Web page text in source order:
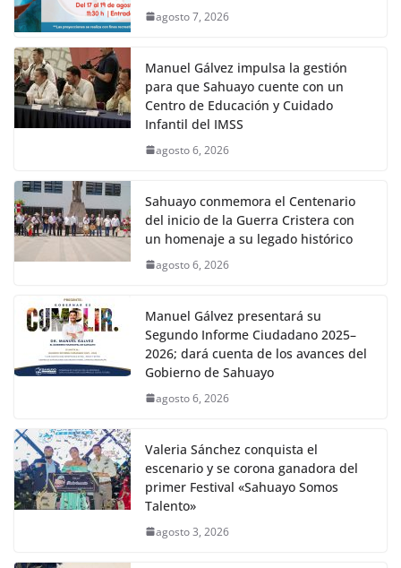
agosto 7, 2026
Manuel Gálvez impulsa la gestión
para que Sahuayo cuente con un
Centro de Educación y Cuidado
Infantil del IMSS
agosto 6, 2026
Sahuayo conmemora el Centenario
del inicio de la Guerra Cristera con
un homenaje a su legado histórico
agosto 6, 2026
Manuel Gálvez presentará su
Segundo Informe Ciudadano 2025–
2026; dará cuenta de los avances del
Gobierno de Sahuayo
agosto 6, 2026
Valeria Sánchez conquista el
escenario y se corona ganadora del
primer Festival «Sahuayo Somos
Talento»
agosto 3, 2026